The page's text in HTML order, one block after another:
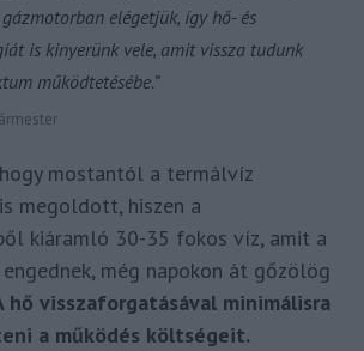
elégetjük, így hő- és
is kinyerünk vele, amit vissza tudunk
működtetésébe.”
mostantól a termálvíz
megoldott, hiszen a
kiáramló 30-35 fokos víz, amit a
még napokon át gőzölög
hő visszaforgatásával minimálisra
a működés költségeit.